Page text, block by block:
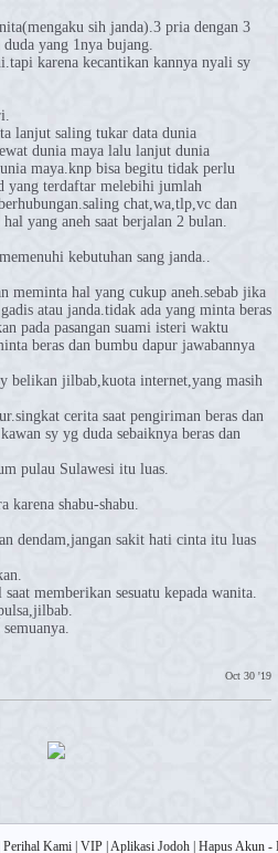
sih janda).3 pria dengan 3
yang 1nya bujang.
karena kecantikan kannya nyali sy
lanjut saling tukar data dunia
dunia maya lalu lanjut dunia
maya.knp bisa begitu tidak perlu
yang terdaftar melebihi jumlah
chat,wa,tlp,vc dan
yang aneh saat berjalan 2 bulan.
kebutuhan sang janda..
meminta hal yang cukup aneh.sebab jika
atau janda.tidak ada yang minta beras
pada pasangan suami isteri waktu
beras dan bumbu dapur jawabannya
belikan jilbab,kuota internet,yang masih
cerita saat pengiriman beras dan
sy yg duda sebaiknya beras dan
pulau Sulawesi itu luas.
karena shabu-shabu.
dendam,jangan sakit hati cinta itu luas
memberikan sesuatu kepada wanita.
Oct 30 '19
Perihal Kami VIP Aplikasi Jodoh Hapus Akun -